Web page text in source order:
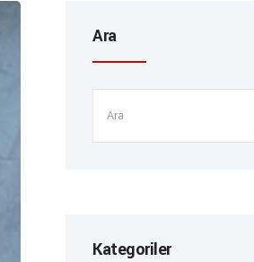
Ara
Kategoriler